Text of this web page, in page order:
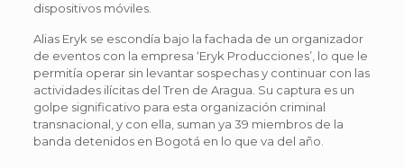
dispositivos móviles.
Alias Eryk se escondía bajo la fachada de un organizador
de eventos con la empresa ‘Eryk Producciones’, lo que le
permitía operar sin levantar sospechas y continuar con las
actividades ilícitas del Tren de Aragua. Su captura es un
golpe significativo para esta organización criminal
transnacional, y con ella, suman ya 39 miembros de la
banda detenidos en Bogotá en lo que va del año.